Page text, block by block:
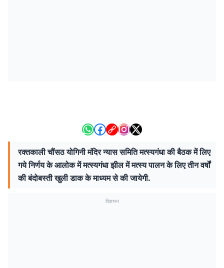
रक्तकाली चौंसठ योगिनी मंदिर न्यास समिति मत्स्यगंधा की बैठक में लिए
गये निर्णय के आलोक में मत्स्यगंधा झील में मत्स्य पालन के लिए तीन वर्षों
की बंदोबस्ती खुली डाक के माध्यम से की जायेगी.
विज्ञापन